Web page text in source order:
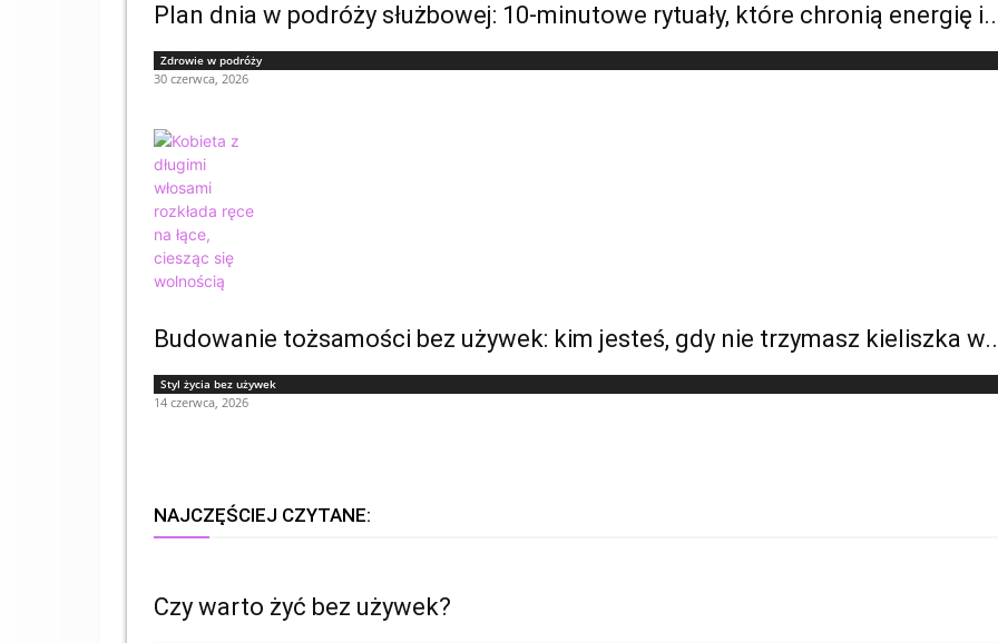
Plan dnia w podróży służbowej: 10-minutowe rytuały, które chronią energię
Zdrowie w podróży
30 czerwca, 2026
Budowanie tożsamości bez używek: kim jesteś, gdy nie trzymasz kieliszka
Styl życia bez używek
14 czerwca, 2026
NAJCZĘŚCIEJ CZYTANE:
Czy warto żyć bez używek?